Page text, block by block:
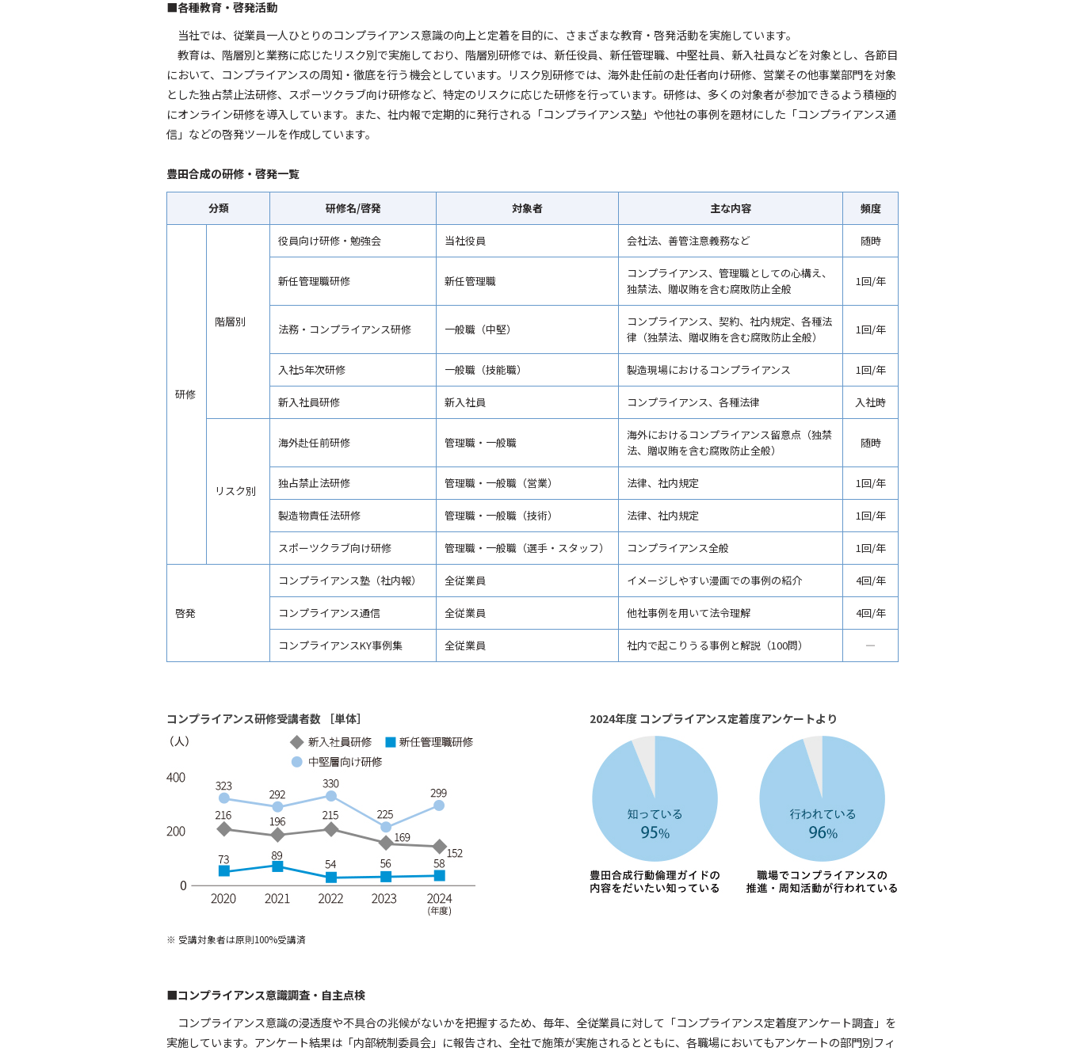
■各種教育・啓発活動
当社では、従業員一人ひとりのコンプライアンス意識の向上と定着を目的に、さまざまな教育・啓発活動を実施しています。
教育は、階層別と業務に応じたリスク別で実施しており、階層別研修では、新任役員、新任管理職、中堅社員、新入社員などを対象とし、各節目
において、コンプライアンスの周知・徹底を行う機会としています。リスク別研修では、海外赴任前の赴任者向け研修、営業その他事業部門を対象
とした独占禁止法研修、スポーツクラブ向け研修など、特定のリスクに応じた研修を行っています。研修は、多くの対象者が参加できるよう積極的
にオンライン研修を導入しています。また、社内報で定期的に発行される「コンプライアンス塾」や他社の事例を題材にした「コンプライアンス通
信」などの啓発ツールを作成しています。
豊田合成の研修・啓発一覧
分類 研修名/啓発 対象者 主な内容 頻度
研修
階層別
役員向け研修・勉強会 当社役員 会社法、善管注意義務など 随時
新任管理職研修 新任管理職
コンプライアンス、管理職としての心構え、
独禁法、贈収賄を含む腐敗防止全般
1回/年
法務・コンプライアンス研修 一般職（中堅）
コンプライアンス、契約、社内規定、各種法
律（独禁法、贈収賄を含む腐敗防止全般）
1回/年
入社5年次研修 一般職（技能職） 製造現場におけるコンプライアンス 1回/年
新入社員研修 新入社員 コンプライアンス、各種法律 入社時
リスク別
海外赴任前研修 管理職・一般職
海外におけるコンプライアンス留意点（独禁
法、贈収賄を含む腐敗防止全般）
随時
独占禁止法研修 管理職・一般職（営業） 法律、社内規定 1回/年
製造物責任法研修 管理職・一般職（技術） 法律、社内規定 1回/年
スポーツクラブ向け研修 管理職・一般職（選手・スタッフ） コンプライアンス全般 1回/年
啓発
コンプライアンス塾（社内報） 全従業員 イメージしやすい漫画での事例の紹介 4回/年
コンプライアンス通信 全従業員 他社事例を用いて法令理解 4回/年
コンプライアンスKY事例集 全従業員 社内で起こりうる事例と解説（100問） ―
コンプライアンス研修受講者数 ［単体］
※ 受講対象者は原則100%受講済
2024年度 コンプライアンス定着度アンケートより
■コンプライアンス意識調査・自主点検
コンプライアンス意識の浸透度や不具合の兆候がないかを把握するため、毎年、全従業員に対して「コンプライアンス定着度アンケート調査」を
実施しています。アンケート結果は「内部統制委員会」に報告され、全社で施策が実施されるとともに、各職場においてもアンケートの部門別フィ